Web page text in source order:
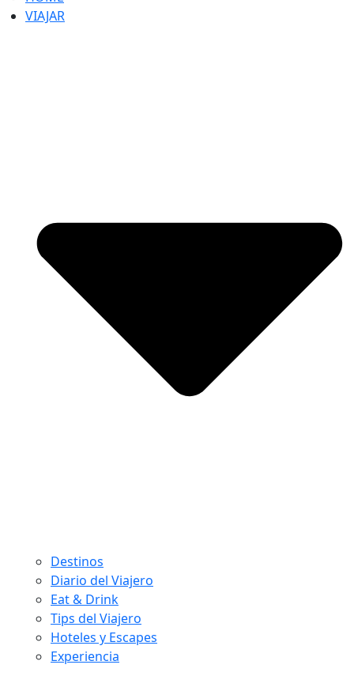
VIAJAR
Destinos
Diario del Viajero
Eat & Drink
Tips del Viajero
Hoteles y Escapes
Experiencia